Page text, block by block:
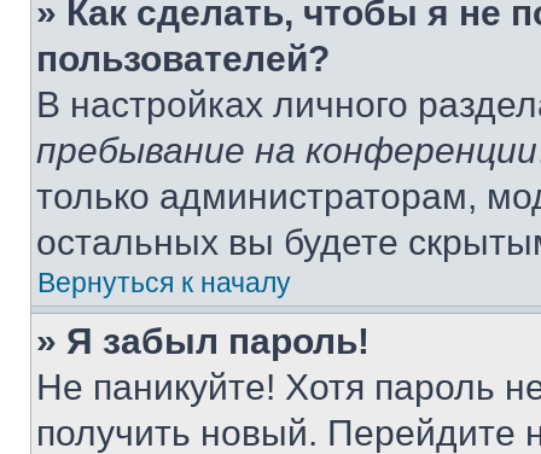
» Как сделать, чтобы я не
пользователей?
В настройках личного
пребывание на конференции
только администраторам,
остальных вы будете
Вернуться к началу
» Я забыл пароль!
Не паникуйте! Хотя пароль
получить новый. Перейдите